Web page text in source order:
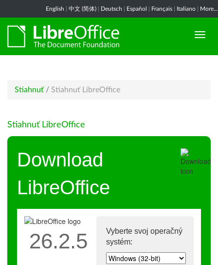
English 中文 (简体) Deutsch Español Français Italiano More...
Stiahnuť / Stiahnuť LibreOffice
Stiahnuť LibreOffice
Download
LibreOffice
Vyberte svoj operačný
systém:
26.2.5